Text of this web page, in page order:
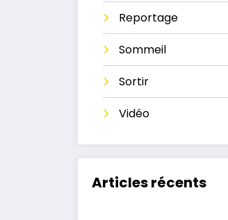
Reportage
Sommeil
Sortir
Vidéo
Articles récents